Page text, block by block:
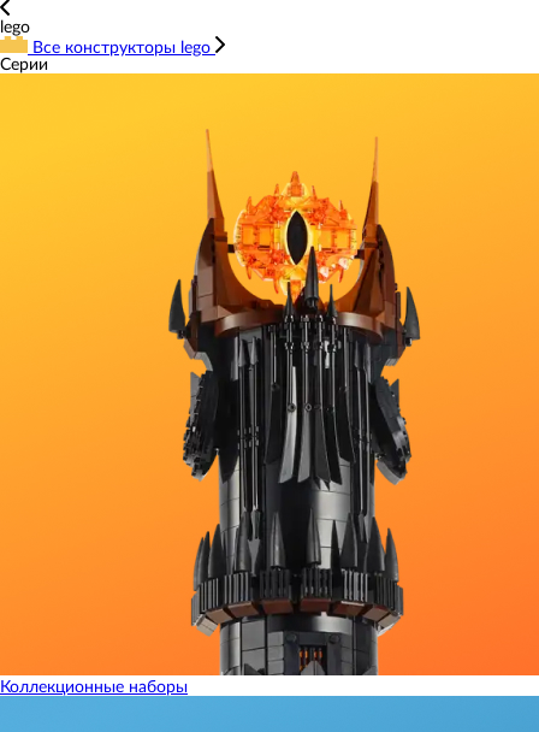
lego
Все конструкторы lego
Серии
Коллекционные наборы